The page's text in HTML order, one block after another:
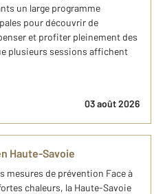
un large programme
pour découvrir de
et profiter pleinement des
plusieurs sessions affichent
03 août 2026
Haute-Savoie
mesures de prévention Face à
chaleurs, la Haute-Savoie